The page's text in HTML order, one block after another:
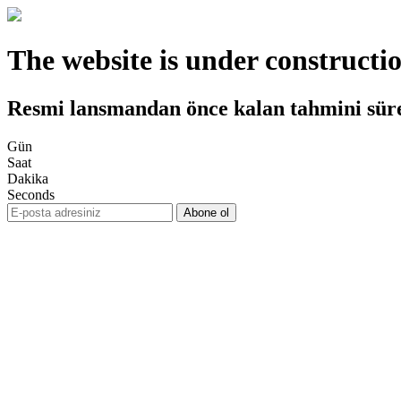
The website is under
Resmi lansmandan önce kalan tahmini
Gün
Saat
Dakika
Seconds